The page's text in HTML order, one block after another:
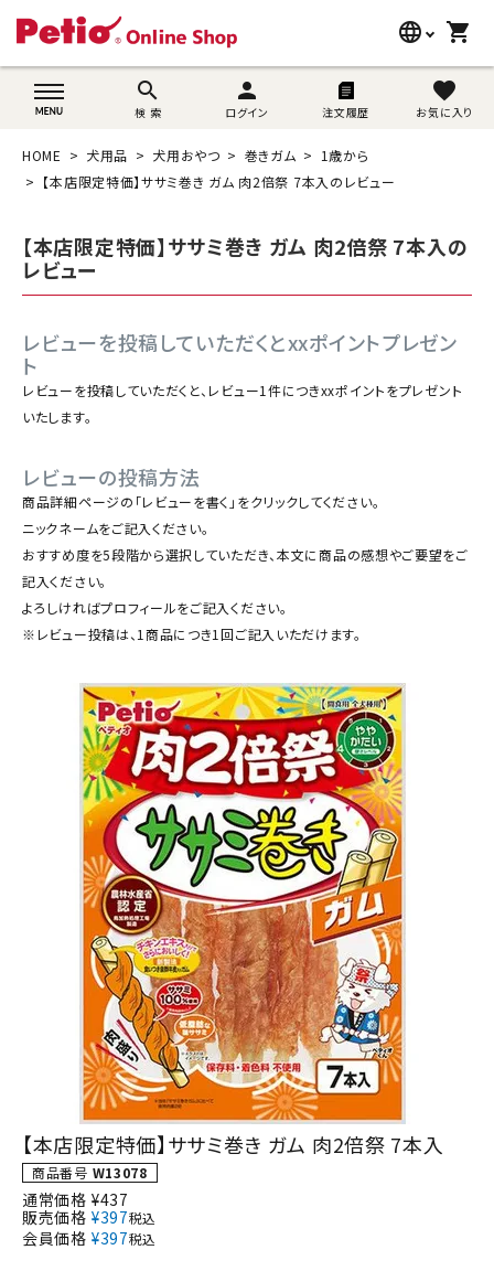
language
wovn-lang-name
shopping_cart
search
検 索
person
ログイン 注文履歴
favorite
お気に入り
search
猫用品
目的別に探す
SNS
ACCOUNT MENU
ようこそ ゲスト 様
meeting_room ログイン person
HOME 犬用品 犬用おやつ 巻きガム
1歳から
【本店限定特価】ササミ巻き ガム 肉2倍祭 7本入のレビュー
【本店限定特価】ササミ巻き ガム 肉2倍祭 7本入の
レビュー
レビューを投稿していただくとxxポイントプレゼン
ト
レビューを投稿していただくと、レビュー1件につきxxポイントをプレゼント
いたします。
レビューの投稿方法
商品詳細ページの「レビューを書く」をクリックしてください。
ニックネームをご記入ください。
おすすめ度を5段階から選択していただき、本文に商品の感想やご要望をご
記入ください。
よろしければプロフィールをご記入ください。
※レビュー投稿は、1商品につき1回ご記入いただけます。
【本店限定特価】ササミ巻き ガム 肉2倍祭 7本入
商品番号 W13078
通常価格 ¥437
販売価格 ¥397税込
会員価格 ¥397税込